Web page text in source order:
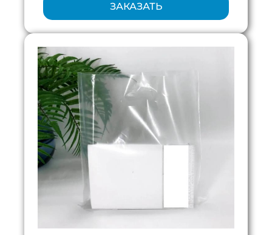
ЗАКАЗАТЬ